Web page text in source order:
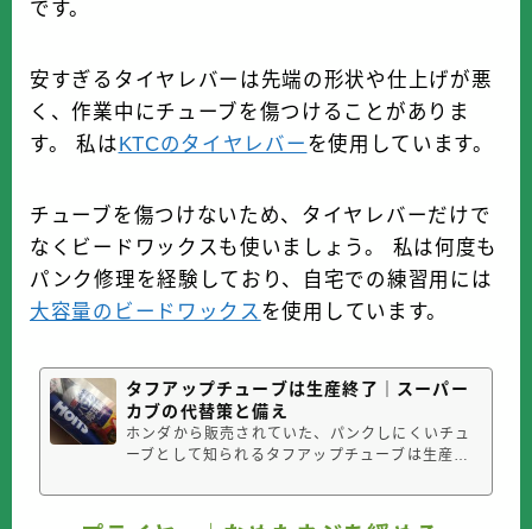
です。
安すぎるタイヤレバーは先端の形状や仕上げが悪
く、作業中にチューブを傷つけることがありま
す。 私はKTCのタイヤレバー を使用しています。
チューブを傷つけないため、タイヤレバーだけで
なくビードワックスも使いましょう。 私は何度も
パンク修理を経験しており、自宅での練習用には
大容量のビードワックス を使用しています。
タフアップチューブは生産終了｜スーパー
カブの代替策と備え
ホンダから販売されていた、パンクしにくいチュ
ーブとして知られるタフアップチューブは生産終
ーパーカブを使う人にとって、出先でのパンクは
予定を大きく狂わせるトラブルです。特にチュー